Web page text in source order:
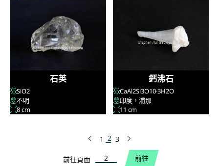
石英
SiO2
不明
8 cm
鈣沸石
CaAl2Si3O10·3H2O
印度，浦那
11 cm
上一頁
1 2 3 下一頁
前往頁面
前往頁面 前往